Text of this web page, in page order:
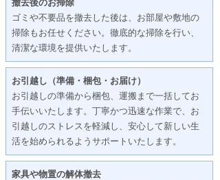
撤去後のお掃除
ゴミや不要品を撤去した後は、お部屋や敷地の
掃除もお任せください。徹底的な掃除を行い、
清潔な環境を提供いたします。
お引越し（準備・梱包・お届け）
お引越しの準備から梱包、運搬まで一括してお
手伝いいたします。丁寧かつ迅速な作業で、お
引越しのストレスを軽減し、安心して新しい生
活を始められるようサポートいたします。
家具や物置の解体撤去